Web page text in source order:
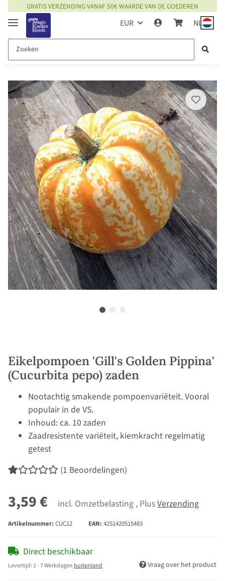
GRATIS VERZENDING VANAF 50€ WAARDE VAN DE GOEDEREN
EUR NL
Eikelpompoen 'Gill's Golden Pippina'
(Cucurbita pepo) zaden
Nootachtig smakende pompoenvariëteit. Vooral
populair in de VS.
Inhoud: ca. 10 zaden
Zaadresistente variëteit, kiemkracht regelmatig
getest
(1 Beoordelingen)
3,59 € incl. Omzetbelasting , PlusVerzending
Artikelnummer: CUC12 EAN: 4251420515483
Direct beschikbaar
Levertijd:2 - 7 Werkdagen buitenland Vraag over het product